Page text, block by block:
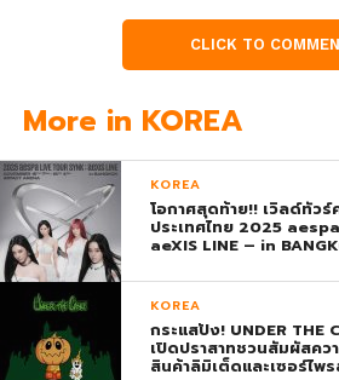
CLICK TO
More in KOREA
KOREA
โอกาศสุดท้าย!! เวิลด์ทัวร์
ประเทศไทย 2025
aeXIS LINE – in
KOREA
กระแสปัง! UNDER THE
เปิดปราสาทชวนสัมผัสค
สินค้าลิมิเต็ดและเซอร์ไพ